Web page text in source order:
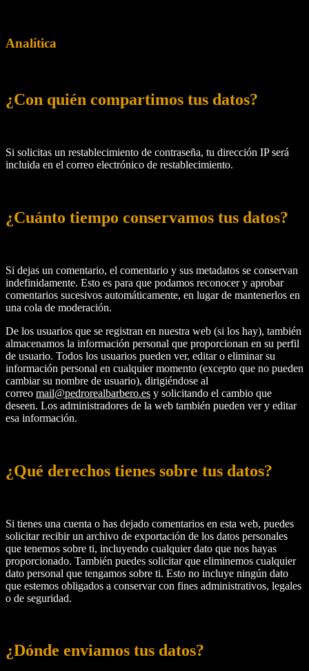
Analítica
¿Con quién compartimos tus datos?
Si solicitas un restablecimiento de contraseña, tu dirección IP será
incluida en el correo electrónico de restablecimiento.
¿Cuánto tiempo conservamos tus datos?
Si dejas un comentario, el comentario y sus metadatos se conservan
indefinidamente. Esto es para que podamos reconocer y aprobar
comentarios sucesivos automáticamente, en lugar de mantenerlos en
una cola de moderación.
De los usuarios que se registran en nuestra web (si los hay), también
almacenamos la información personal que proporcionan en su perfil
de usuario. Todos los usuarios pueden ver, editar o eliminar su
información personal en cualquier momento (excepto que no pueden
cambiar su nombre de usuario), dirigiéndose al
correo mail@pedrorealbarbero.es y solicitando el cambio que
deseen. Los administradores de la web también pueden ver y editar
esa información.
¿Qué derechos tienes sobre tus datos?
Si tienes una cuenta o has dejado comentarios en esta web, puedes
solicitar recibir un archivo de exportación de los datos personales
que tenemos sobre ti, incluyendo cualquier dato que nos hayas
proporcionado. También puedes solicitar que eliminemos cualquier
dato personal que tengamos sobre ti. Esto no incluye ningún dato
que estemos obligados a conservar con fines administrativos, legales
o de seguridad.
¿Dónde enviamos tus datos?